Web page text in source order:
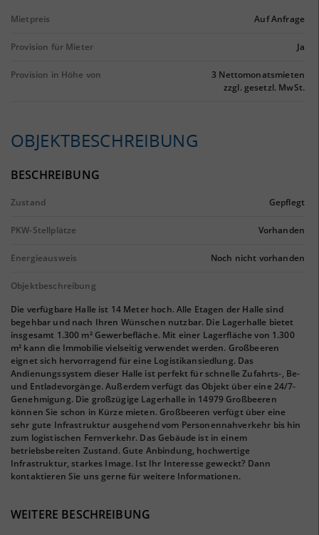
Mietpreis Auf Anfrage
Provision für Mieter Ja
Provision in Höhe von
3 Nettomonatsmieten
zzgl. gesetzl. MwSt.
OBJEKTBESCHREIBUNG
BESCHREIBUNG
Zustand Gepflegt
PKW-Stellplätze Vorhanden
Energieausweis Noch nicht vorhanden
Objektbeschreibung
Die verfügbare Halle ist 14 Meter hoch. Alle Etagen der Halle sind
begehbar und nach Ihren Wünschen nutzbar. Die Lagerhalle bietet
insgesamt 1.300 m² Gewerbefläche. Mit einer Lagerfläche von 1.300
m² kann die Immobilie vielseitig verwendet werden. Großbeeren
eignet sich hervorragend für eine Logistikansiedlung. Das
Andienungssystem dieser Halle ist perfekt für schnelle Zufahrts-, Be-
und Entladevorgänge. Außerdem verfügt das Objekt über eine 24/7-
Genehmigung. Die großzügige Lagerhalle in 14979 Großbeeren
können Sie schon in Kürze mieten. Großbeeren verfügt über eine
sehr gute Infrastruktur ausgehend vom Personennahverkehr bis hin
zum logistischen Fernverkehr. Das Gebäude ist in einem
betriebsbereiten Zustand. Gute Anbindung, hochwertige
Infrastruktur, starkes Image. Ist Ihr Interesse geweckt? Dann
kontaktieren Sie uns gerne für weitere Informationen.
WEITERE BESCHREIBUNG